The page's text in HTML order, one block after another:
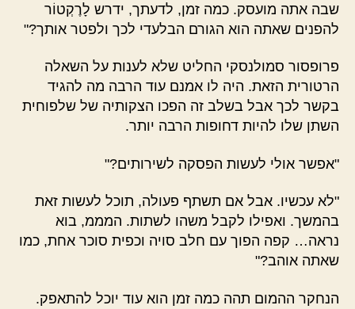
שבה אתה מועסק. כמה זמן, לדעתך, ידרש לָרֶקְטוֹר
להפנים שאתה הוא הגורם הבלעדי לכך ולפטר אותך?"
פרופסור סמולנסקי החליט שלא לענות על השאלה
הרטורית הזאת. היה לו אמנם עוד הרבה מה להגיד
בקשר לכך אבל בשלב זה הפכו הצקותיה של שלפוחית
השתן שלו להיות דחופות הרבה יותר.
"אפשר אולי לעשות הפסקה לשירותים?"
"לא עכשיו. אבל אם תשתף פעולה, תוכל לעשות זאת
בהמשך. ואפילו לקבל משהו לשתות. המממ, בוא
נראה… קפה הפוך עם חלב סויה וכפית סוכר אחת, כמו
שאתה אוהב?"
הנחקר ההמום תהה כמה זמן הוא עוד יוכל להתאפק.